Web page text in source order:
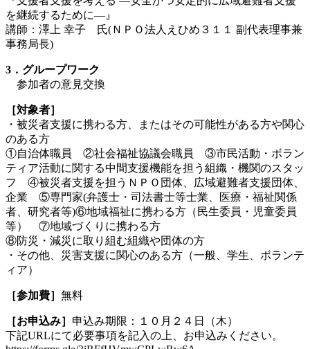
を継続するために―』
講師：澤上 幸子 氏(ＮＰＯ法人えひめ３１１ 副代表理事兼
事務局長)
3 ．グループワーク
参加者の意見交換
［対象者］
・被災者支援に携わる方、またはその可能性がある方や関心
のある方
①自治体職員 ②社会福祉協議会職員 ③市民活動・ボラン
ティア活動に関する中間支援機能を担う組織・機関のスタッ
フ ④被災者支援を担うＮＰＯ団体、広域避難者支援団体、
企業 ⑤専門家(弁護士・司法書士等士業、医療・福祉関係
者、研究者等)⑥地域福祉に携わる方（民生委員・児童委員
等） ⑦地域づくりに携わる方
⑧防災・減災に取り組む組織や団体の方
・その他、災害支援に関心のある方（一般、学生、ボランテ
ィア）
［参加費］ 無料
［お申込み］ 申込み期限：１０月２４日（木）
下記URLにて必要事項を記入の上、お申込みください。